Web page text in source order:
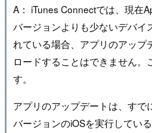
A： iTunes Connectでは、現在
バージョンよりも少ないデバイ
れている場合、アプリのアップ
ロードすることはできません
す。
アプリのアップデートは、すで
バージョンのiOSを実行してい